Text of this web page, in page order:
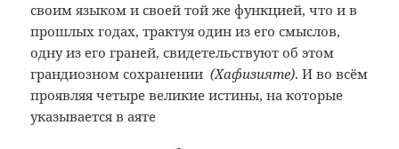
своим языком и своей той же функцией, что и в
прошлых годах, трактуя один из его смыслов,
одну из его граней, свидетельствуют об этом
грандиозном сохранении(Хафизияте). И во всём
проявляя четыре великие истины, на которые
указывается в аяте